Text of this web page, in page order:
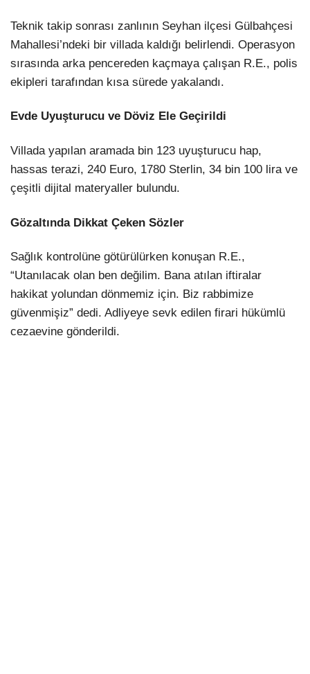
Teknik takip sonrası zanlının Seyhan ilçesi Gülbahçesi
Mahallesi’ndeki bir villada kaldığı belirlendi. Operasyon
sırasında arka pencereden kaçmaya çalışan R.E., polis
ekipleri tarafından kısa sürede yakalandı.
Evde Uyuşturucu ve Döviz Ele Geçirildi
Villada yapılan aramada bin 123 uyuşturucu hap,
hassas terazi, 240 Euro, 1780 Sterlin, 34 bin 100 lira ve
çeşitli dijital materyaller bulundu.
Gözaltında Dikkat Çeken Sözler
Sağlık kontrolüne götürülürken konuşan R.E.,
“Utanılacak olan ben değilim. Bana atılan iftiralar
hakikat yolundan dönmemiz için. Biz rabbimize
güvenmişiz” dedi. Adliyeye sevk edilen firari hükümlü
cezaevine gönderildi.